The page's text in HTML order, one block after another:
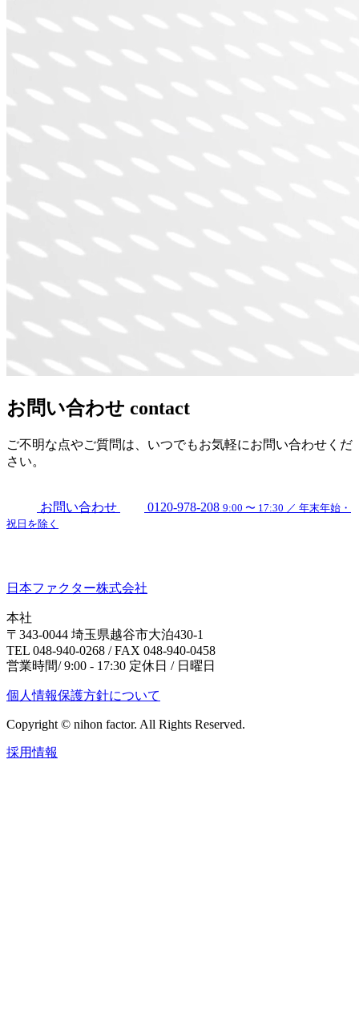
お問い合わせ contact
ご不明な点やご質問は、いつでもお気軽にお問い合わせくだ
さい。
お問い合わせ 0120-978-208 9:00 〜 17:30 ／ 年末年始・
祝日を除く
日本ファクター株式会社
本社
〒343-0044 埼玉県越谷市大泊430-1
TEL 048-940-0268 / FAX 048-940-0458
営業時間/ 9:00 - 17:30 定休日 / 日曜日
個人情報保護方針について
Copyright © nihon factor. All Rights Reserved.
採用情報